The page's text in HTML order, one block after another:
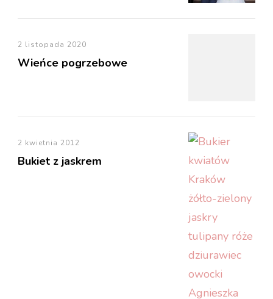
2 listopada 2020
Wieńce pogrzebowe
2 kwietnia 2012
Bukiet z jaskrem